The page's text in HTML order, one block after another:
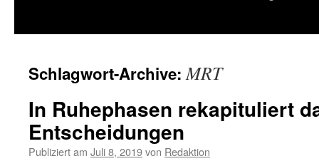
Schlagwort-Archive:MRT
In Ruhephasen rekapituliert
Entscheidungen
Publiziert am Juli 8, 2019von Redaktion